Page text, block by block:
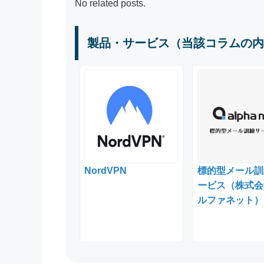
No related posts.
製品・サービス（当該コラムの
NordVPN
標的型メール
ービス（株式
ルファネット）